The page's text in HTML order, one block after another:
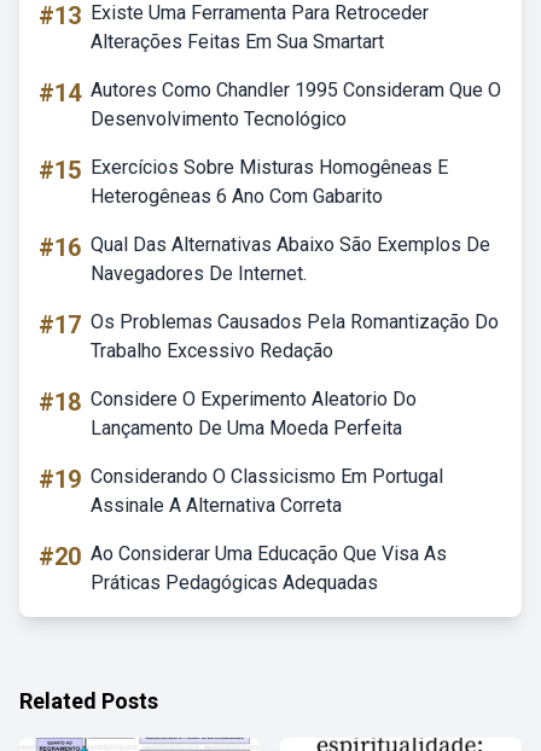
#13 Existe Uma Ferramenta Para Retroceder
Alterações Feitas Em Sua Smartart
#14 Autores Como Chandler 1995 Consideram Que O
Desenvolvimento Tecnológico
#15 Exercícios Sobre Misturas Homogêneas E
Heterogêneas 6 Ano Com Gabarito
#16 Qual Das Alternativas Abaixo São Exemplos De
Navegadores De Internet.
#17 Os Problemas Causados Pela Romantização Do
Trabalho Excessivo Redação
#18 Considere O Experimento Aleatorio Do
Lançamento De Uma Moeda Perfeita
#19 Considerando O Classicismo Em Portugal
Assinale A Alternativa Correta
#20 Ao Considerar Uma Educação Que Visa As
Práticas Pedagógicas Adequadas
Related Posts